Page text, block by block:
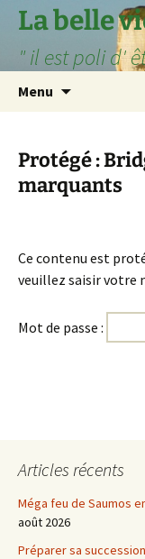
Aller
contenu
La belle
" il est poli d'
Menu
Protégé :
marquants
Ce contenu est
veuillez saisir votre
Mot de passe :
Articles récents
Méga feu de Saumos
août 2026
Préparer sa succession